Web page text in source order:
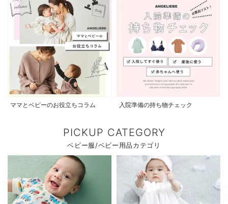
ママとベビーのお役立ちコラム 入院準備の持ち物チェック
PICKUP CATEGORY
ベビー服/ベビー用品カテゴリ